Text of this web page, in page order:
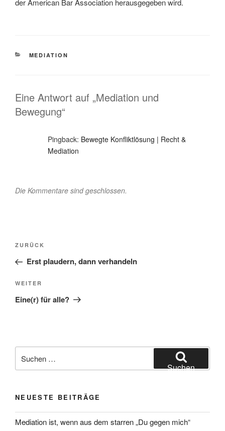
der American Bar Association herausgegeben wird.
KATEGORIEN
MEDIATION
Eine Antwort auf „Mediation und
Bewegung“
Pingback: Bewegte Konfliktlösung | Recht &
Mediation
Die Kommentare sind geschlossen.
Beitragsnavigation
Vorheriger
Beitrag
ZURÜCK
Erst plaudern, dann verhandeln
Nächster
Beitrag
WEITER
Eine(r) für alle?
nach:
Suchen
NEUESTE BEITRÄGE
Mediation ist, wenn aus dem starren „Du gegen mich“